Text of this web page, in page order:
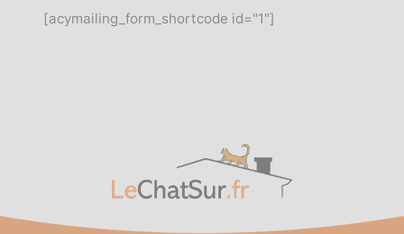
[acymailing_form_shortcode id="1"]